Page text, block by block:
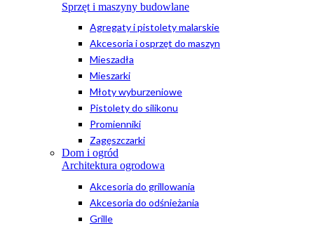
Sprzęt i maszyny budowlane
Agregaty i pistolety malarskie
Akcesoria i osprzęt do maszyn
Mieszadła
Mieszarki
Młoty wyburzeniowe
Pistolety do silikonu
Promienniki
Zagęszczarki
Dom i ogród
Architektura ogrodowa
Akcesoria do grillowania
Akcesoria do odśnieżania
Grille